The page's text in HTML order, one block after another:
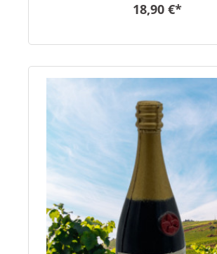
18,90 €*